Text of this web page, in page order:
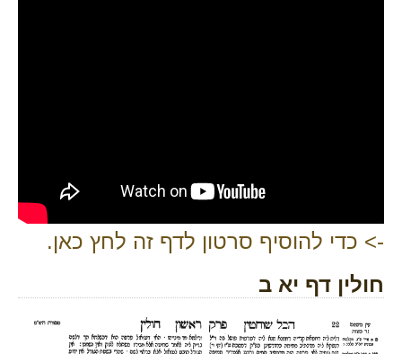
-> כדי להוסיף סרטון לדף זה לחץ כאן.
חולין דף יא ב